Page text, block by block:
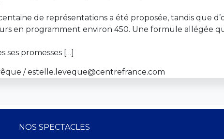
de représentations a été proposée, tandis que
en programment environ 450. Une formule allégée
ses promesses […]
/ estelle.leveque@centrefrance.com
NOS SPECTACLES